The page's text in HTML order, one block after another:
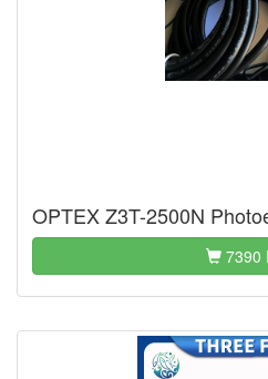
OPTEX Z3T-2500N
7390